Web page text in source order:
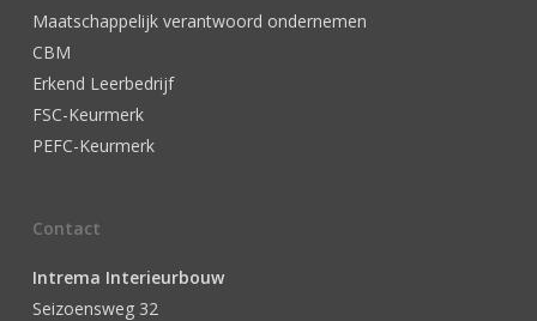
Maatschappelijk verantwoord ondernemen
CBM
Erkend Leerbedrijf
FSC-Keurmerk
PEFC-Keurmerk
Contact
Intrema Interieurbouw
Seizoensweg 32